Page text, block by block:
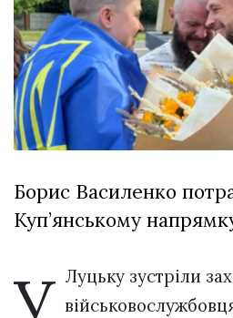
XIX
Спартакіада
VolWe...
29 Липня 2026
550 переглядів
Всі розділи
Персона
Афіша
ZONE 18+
Політика конфіденційності
Борис Василенко
Куп’янському
Луцьку зустріли